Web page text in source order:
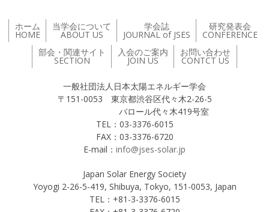
ホーム
HOME
当学会について
ABOUT US
学会誌
JOURNAL of JSES
研究発表会
CONFERENCE
部会・関連サイト
SECTION
入会のご案内
JOIN US
お問い合わせ
CONTCT US
一般社団法人日本太陽エネルギー学会
〒151-0053 東京都渋谷区代々木2-26-5
バロール代々木419号室
TEL：03-3376-6015
FAX：03-3376-6720
E-mail： info@jses-solar.jp
Japan Solar Energy Society
Yoyogi 2-26-5-419, Shibuya, Tokyo, 151-0053, Japan
TEL：+81-3-3376-6015